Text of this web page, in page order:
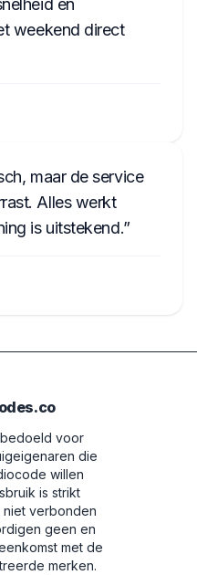
en
weekend direct
maar de service
Alles werkt
is uitstekend.
voor
die
willen
is strikt
niet verbonden
geen en
met de
merken.